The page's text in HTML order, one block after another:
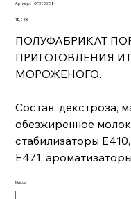
Артикул:
Артикул:
OP3805158
Цена
18,82 €
ПОЛУФАБРИКАТ
ПРИГОТОВЛЕНИЯ
МОРОЖЕНОГО.
Состав: декстроза,
обезжиренное
стабилизаторы
Е471,
Масса